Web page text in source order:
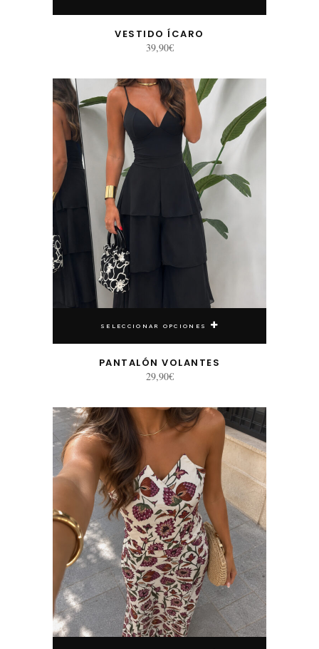
VESTIDO ÍCARO
39,90€
SELECCIONAR OPCIONES
Este producto tiene múltiples variantes. Las opciones se pueden elegir en la página de producto
PANTALÓN VOLANTES
29,90€
Este producto tiene múltiples variantes. Las opciones se pueden elegir en la página de producto